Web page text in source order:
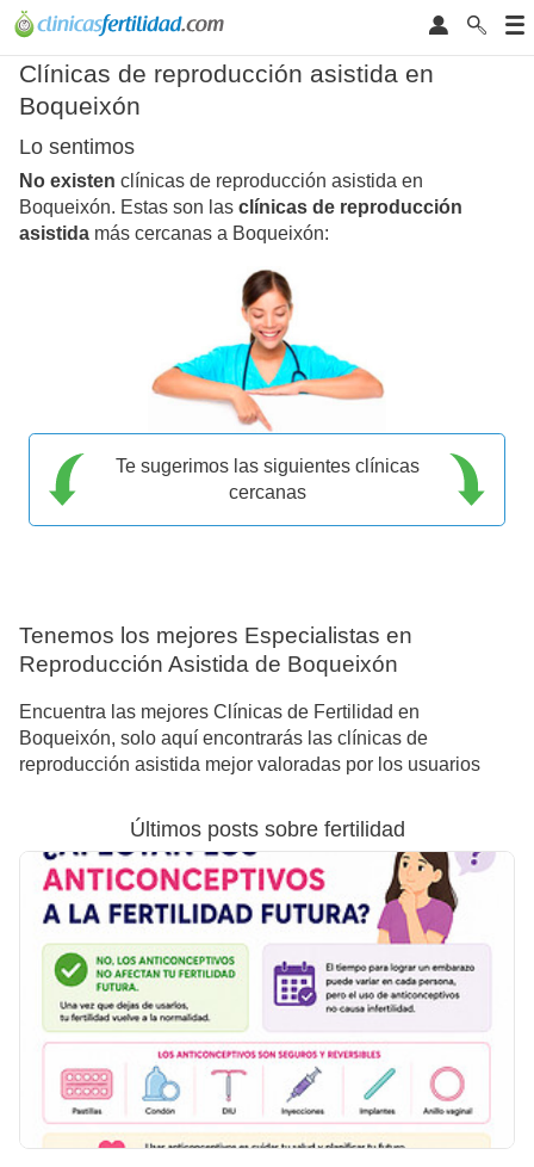
Clínicas de reproducción asistida en
Boqueixón
Lo sentimos
No existen clínicas de reproducción asistida en
Boqueixón. Estas son las clínicas de reproducción
asistida más cercanas a Boqueixón:
Te sugerimos las siguientes clínicas
cercanas
Tenemos los mejores Especialistas en
Reproducción Asistida de Boqueixón
Encuentra las mejores Clínicas de Fertilidad en
Boqueixón, solo aquí encontrarás las clínicas de
reproducción asistida mejor valoradas por los usuarios
Últimos posts sobre fertilidad